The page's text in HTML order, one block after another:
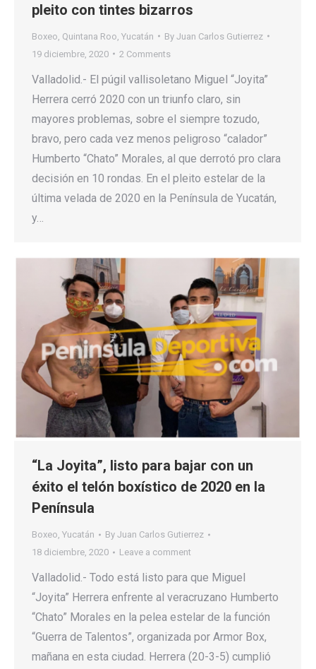
pleito con tintes bizarros
Boxeo Quintana Roo Yucatán By Juan Carlos Gutierrez
19 diciembre, 2020
2 Comments
Valladolid.- El púgil vallisoletano Miguel “Joyita”
Herrera cerró 2020 con un triunfo claro, sin
mayores problemas, sobre el siempre tozudo,
bravo, pero cada vez menos peligroso “calador”
Humberto “Chato” Morales, al que derrotó pro clara
decisión en 10 rondas. En el pleito estelar de la
última velada de 2020 en la Península de Yucatán,
y…
“La Joyita”, listo para bajar con un
éxito el telón boxístico de 2020 en la
Península
Boxeo, Yucatán By Juan Carlos Gutierrez
18 diciembre, 2020
Leave a comment
Valladolid.- Todo está listo para que Miguel
“Joyita” Herrera enfrente al veracruzano Humberto
“Chato” Morales en la pelea estelar de la función
“Guerra de Talentos”, organizada por Armor Box,
mañana en esta ciudad. Herrera (20-3-5) cumplió